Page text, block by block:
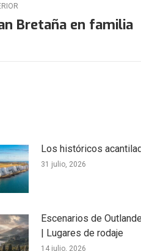
Bretaña en familia
Los históricos
31 julio, 2026
Escenarios de
| Lugares de rodaje
14 julio, 2026